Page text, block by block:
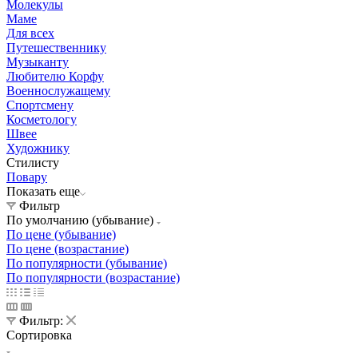
Молекулы
Маме
Для всех
Путешественнику
Музыканту
Любителю Корфу
Военнослужащему
Спортсмену
Косметологу
Швее
Художнику
Стилисту
Повару
Показать еще
Фильтр
По умолчанию (убывание)
По цене (убывание)
По цене (возрастание)
По популярности (убывание)
По популярности (возрастание)
Фильтр:
Сортировка